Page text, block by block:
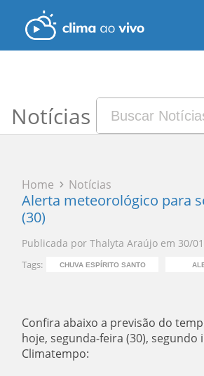
Notícias
Home Notícias
Alerta meteorológico para
(30)
Publicada por Thalyta Araújo em 30/
Tags: CHUVA ESPÍRITO SANTO
Confira abaixo a previsão do
hoje, segunda-feira (30), segundo
Climatempo: